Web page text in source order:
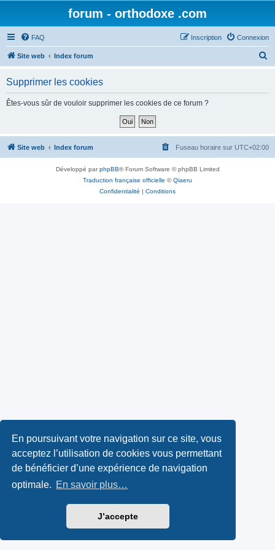
En poursuivant votre navigation sur ce site, vous
acceptez l’utilisation de cookies vous permettant
de bénéficier d’une expérience de navigation
optimale. En savoir plus…
J’accepte
forum - orthodoxe .com
FAQ Connexion
Inscription
Site web Index forum
h
Supprimer les cookies
Êtes-vous sûr de vouloir supprimer les cookies de ce forum ?
Site web Index forum Fuseau horaire sur UTC+02:00
Développé parphpBB® Forum Software © phpBB Limited
Traduction française officielle ©Qiaeru
Confidentialité | Conditions